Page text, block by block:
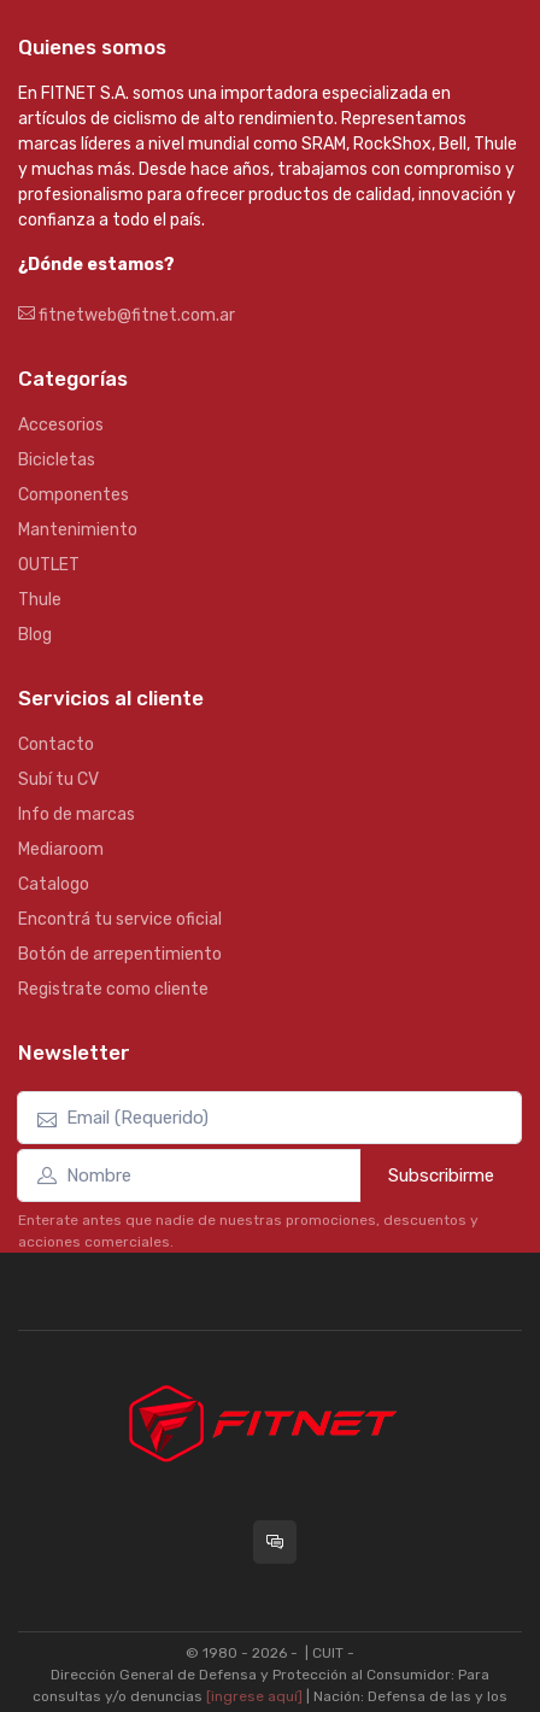
Quienes somos
En FITNET S.A. somos una importadora especializada en
artículos de ciclismo de alto rendimiento. Representamos
marcas líderes a nivel mundial como SRAM, RockShox, Bell, Thule
y muchas más. Desde hace años, trabajamos con compromiso y
profesionalismo para ofrecer productos de calidad, innovación y
confianza a todo el país.
¿Dónde estamos?
fitnetweb@fitnet.com.ar
Categorías
Accesorios
Bicicletas
Componentes
Mantenimiento
OUTLET
Thule
Blog
Servicios al cliente
Contacto
Subí tu CV
Info de marcas
Mediaroom
Catalogo
Encontrá tu service oficial
Botón de arrepentimiento
Registrate como cliente
Newsletter
Subscribirme
Enterate antes que nadie de nuestras promociones, descuentos y
acciones comerciales.
© 1980 - 2026 -
| CUIT -
Dirección General de Defensa y Protección al Consumidor: Para
consultas y/o denuncias [ingrese aquí]
| Nación: Defensa de las y los